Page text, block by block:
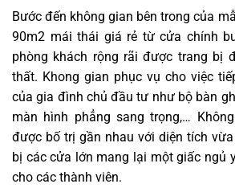
Bước đến không gian bên trong của
90m2 mái thái giá rẻ từ cửa chính
phòng khách rộng rãi được trang bị
thất. Khong gian phục vụ cho việc
của gia đình chủ đầu tư như bộ bàn
màn hình phẳng sang trọng,…
được bố trị gần nhau với diện tích
bị các cửa lớn mang lại một giấc ngủ
cho các thành viên.